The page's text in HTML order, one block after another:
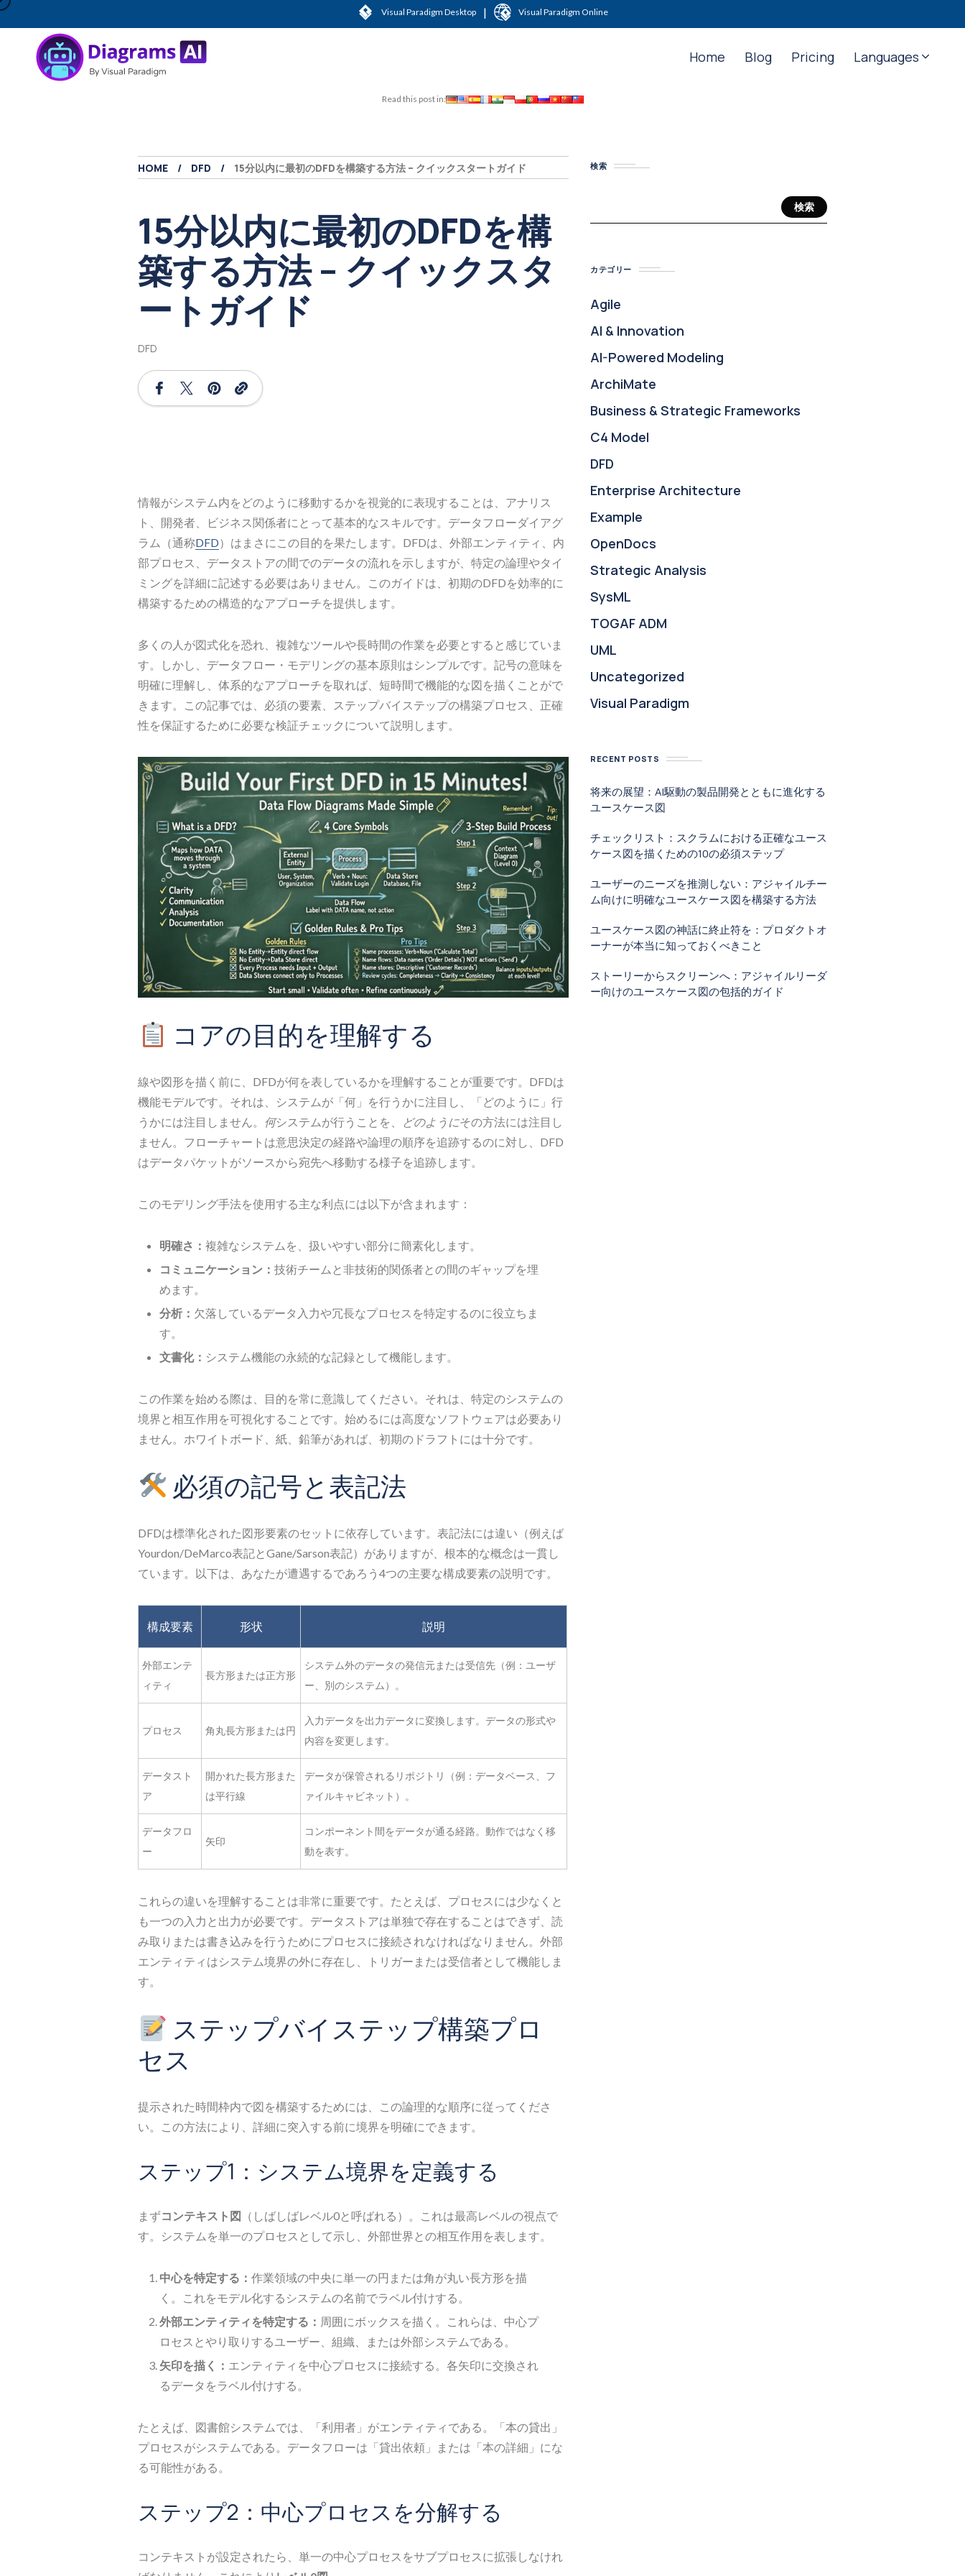
Visual Paradigm Desktop | Visual Paradigm Online
Home Blog Pricing Languages
Read this post in:
HOME DFD 15分以内に最初のDFDを構築する方法 – クイックスタートガイド
15分以内に最初のDFDを構
築する方法 – クイックスタ
ートガイド
DFD
情報がシステム内をどのように移動するかを視覚的に表現することは、アナリス
ト、開発者、ビジネス関係者にとって基本的なスキルです。データフローダイアグ
ラム（通称DFD）はまさにこの目的を果たします。DFDは、外部エンティティ、内
部プロセス、データストアの間でのデータの流れを示しますが、特定の論理やタイ
ミングを詳細に記述する必要はありません。このガイドは、初期のDFDを効率的に
構築するための構造的なアプローチを提供します。
多くの人が図式化を恐れ、複雑なツールや長時間の作業を必要とすると感じていま
す。しかし、データフロー・モデリングの基本原則はシンプルです。記号の意味を
明確に理解し、体系的なアプローチを取れば、短時間で機能的な図を描くことがで
きます。この記事では、必須の要素、ステップバイステップの構築プロセス、正確
性を保証するために必要な検証チェックについて説明します。
コアの目的を理解する
線や図形を描く前に、DFDが何を表しているかを理解することが重要です。DFDは
機能モデルです。それは、システムが「何」を行うかに注目し、「どのように」行
うかには注目しません。 何システムが行うことを、 どのようにその方法には注目し
ません。フローチャートは意思決定の経路や論理の順序を追跡するのに対し、DFD
はデータパケットがソースから宛先へ移動する様子を追跡します。
このモデリング手法を使用する主な利点には以下が含まれます：
明確さ： 複雑なシステムを、扱いやすい部分に簡素化します。
コミュニケーション： 技術チームと非技術的関係者との間のギャップを埋
めます。
分析： 欠落しているデータ入力や冗長なプロセスを特定するのに役立ちま
す。
文書化： システム機能の永続的な記録として機能します。
この作業を始める際は、目的を常に意識してください。それは、特定のシステムの
境界と相互作用を可視化することです。始めるには高度なソフトウェアは必要あり
ません。ホワイトボード、紙、鉛筆があれば、初期のドラフトには十分です。
必須の記号と表記法
DFDは標準化された図形要素のセットに依存しています。表記法には違い（例えば
Yourdon/DeMarco表記とGane/Sarson表記）がありますが、根本的な概念は一貫し
ています。以下は、あなたが遭遇するであろう4つの主要な構成要素の説明です。
構成要素 形状 説明
外部エンテ
ィティ
長方形または正方形
システム外のデータの発信元または受信先（例：ユーザ
ー、別のシステム）。
プロセス 角丸長方形または円
入力データを出力データに変換します。データの形式や
内容を変更します。
データスト
ア
開かれた長方形また
は平行線
データが保管されるリポジトリ（例：データベース、フ
ァイルキャビネット）。
データフロ
ー
矢印
コンポーネント間をデータが通る経路。動作ではなく移
動を表す。
これらの違いを理解することは非常に重要です。たとえば、プロセスには少なくと
も一つの入力と出力が必要です。データストアは単独で存在することはできず、読
み取りまたは書き込みを行うためにプロセスに接続されなければなりません。外部
エンティティはシステム境界の外に存在し、トリガーまたは受信者として機能しま
す。
ステップバイステップ構築プロ
セス
提示された時間枠内で図を構築するためには、この論理的な順序に従ってくださ
い。この方法により、詳細に突入する前に境界を明確にできます。
ステップ1：システム境界を定義する
まずコンテキスト図 （しばしばレベル0と呼ばれる）。これは最高レベルの視点で
す。システムを単一のプロセスとして示し、外部世界との相互作用を表します。
中心を特定する： 作業領域の中央に単一の円または角が丸い長方形を描
く。これをモデル化するシステムの名前でラベル付けする。
外部エンティティを特定する： 周囲にボックスを描く。これらは、中心プ
ロセスとやり取りするユーザー、組織、または外部システムである。
矢印を描く： エンティティを中心プロセスに接続する。各矢印に交換され
るデータをラベル付けする。
たとえば、図書館システムでは、「利用者」がエンティティである。「本の貸出」
プロセスがシステムである。データフローは「貸出依頼」または「本の詳細」にな
る可能性がある。
ステップ2：中心プロセスを分解する
コンテキストが設定されたら、単一の中心プロセスをサブプロセスに拡張しなけれ
検索
検索
カテゴリー
Agile
AI & Innovation
AI-Powered Modeling
ArchiMate
Business & Strategic Frameworks
C4 Model
DFD
Enterprise Architecture
Example
OpenDocs
Strategic Analysis
SysML
TOGAF ADM
UML
Uncategorized
Visual Paradigm
RECENT POSTS
将来の展望：AI駆動の製品開発とともに進化する
ユースケース図
チェックリスト：スクラムにおける正確なユース
ケース図を描くための10の必須ステップ
ユーザーのニーズを推測しない：アジャイルチー
ム向けに明確なユースケース図を構築する方法
ユースケース図の神話に終止符を：プロダクトオ
ーナーが本当に知っておくべきこと
ストーリーからスクリーンへ：アジャイルリーダ
ー向けのユースケース図の包括的ガイド